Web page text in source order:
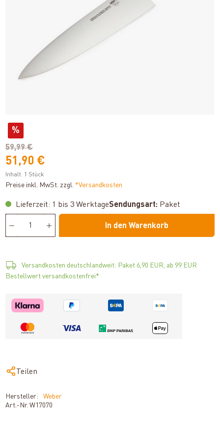
%
59,99 €
51,90 €
Inhalt: 1 Stück
Preise inkl. MwSt. zzgl. *Versandkosten
Lieferzeit: 1 bis 3 WerktageSendungsart: Paket
In den Warenkorb
Versandkosten deutschlandweit: Paket 6,90 EUR, ab 99 EUR
Bestellwert versandkostenfrei*
Teilen
Hersteller:
Weber
Art.-Nr.W17070